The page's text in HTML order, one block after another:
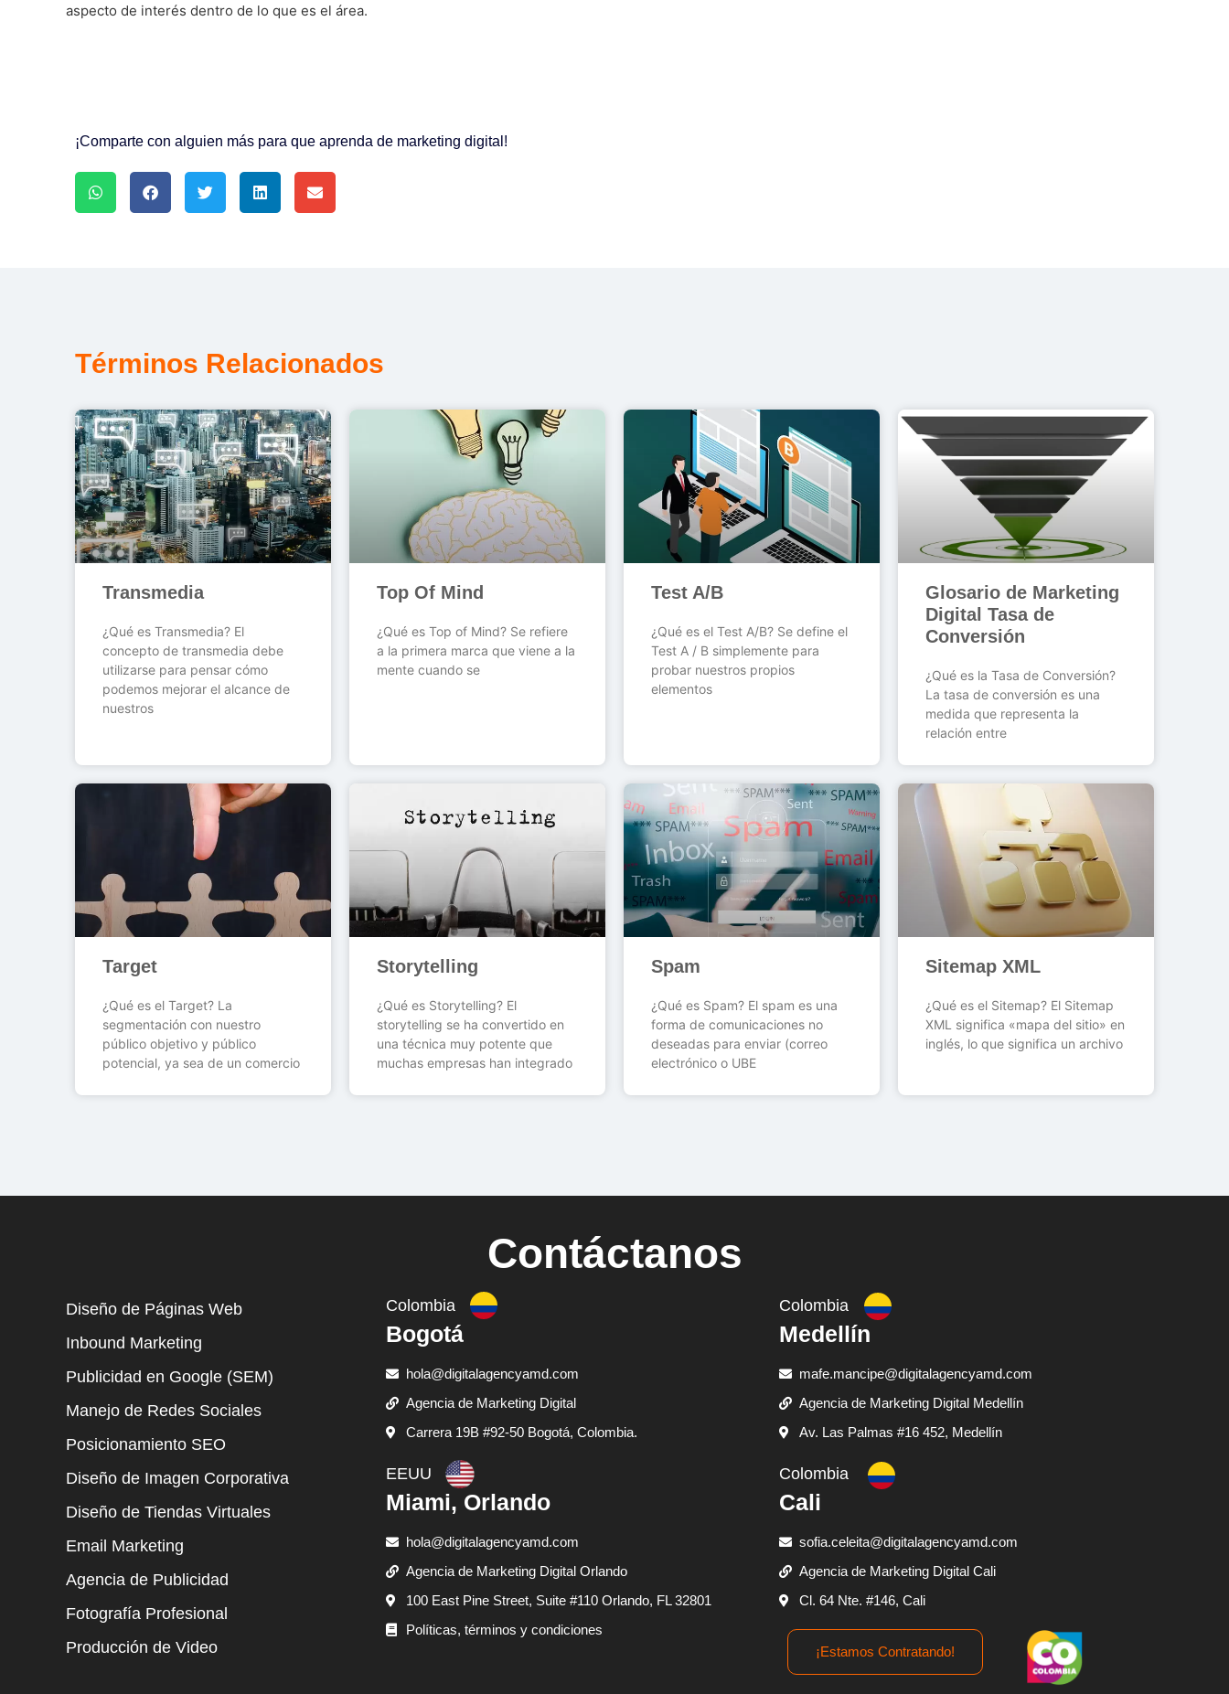
aspecto de interés dentro de lo que es el área.
¡Comparte con alguien más para que aprenda de marketing digital!
Términos Relacionados
Transmedia
¿Qué es Transmedia? El
concepto de transmedia debe
utilizarse para pensar cómo
podemos mejorar el alcance de
nuestros
Top Of Mind
¿Qué es Top of Mind? Se refiere
a la primera marca que viene a la
mente cuando se
Test A/B
¿Qué es el Test A/B? Se define el
Test A / B simplemente para
probar nuestros propios
elementos
Glosario de Marketing
Digital Tasa de
Conversión
¿Qué es la Tasa de Conversión?
La tasa de conversión es una
medida que representa la
relación entre
Target
¿Qué es el Target? La
segmentación con nuestro
público objetivo y público
potencial, ya sea de un comercio
Storytelling
¿Qué es Storytelling? El
storytelling se ha convertido en
una técnica muy potente que
muchas empresas han integrado
Spam
¿Qué es Spam? El spam es una
forma de comunicaciones no
deseadas para enviar (correo
electrónico o UBE
Sitemap XML
¿Qué es el Sitemap? El Sitemap
XML significa «mapa del sitio» en
inglés, lo que significa un archivo
Contáctanos
Diseño de Páginas Web
Inbound Marketing
Publicidad en Google (SEM)
Manejo de Redes Sociales
Posicionamiento SEO
Diseño de Imagen Corporativa
Diseño de Tiendas Virtuales
Email Marketing
Agencia de Publicidad
Fotografía Profesional
Producción de Video
Colombia
Bogotá
hola@digitalagencyamd.com
Agencia de Marketing Digital
Carrera 19B #92-50 Bogotá, Colombia.
EEUU
Miami, Orlando
hola@digitalagencyamd.com
Agencia de Marketing Digital Orlando
100 East Pine Street, Suite #110 Orlando, FL 32801
Políticas, términos y condiciones
Colombia
Medellín
mafe.mancipe@digitalagencyamd.com
Agencia de Marketing Digital Medellín
Av. Las Palmas #16 452, Medellín
Colombia
Cali
sofia.celeita@digitalagencyamd.com
Agencia de Marketing Digital Cali
Cl. 64 Nte. #146, Cali
¡Estamos Contratando!